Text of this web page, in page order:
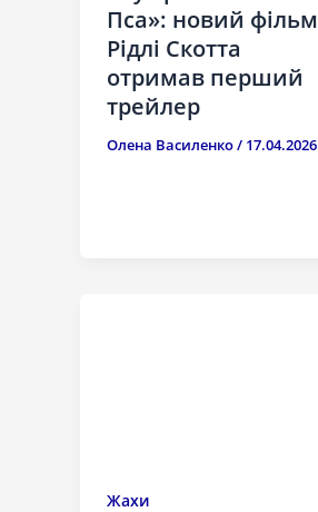
Пса»: новий фільм
Рідлі Скотта
отримав перший
трейлер
Олена Василенко/ 17.04.2026
Жахи